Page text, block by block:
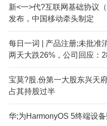
新<一>代?互联网基础协议
发布，中国移动牵头制定
每日一词 | 产品注册;未批准
两天大跌26%，公司回应：
宝莫?股.份第一大股东兴天
占其持股过半
华;为HarmonyOS 5终端设